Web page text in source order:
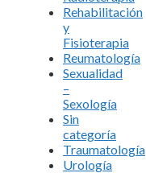
Rehabilitación
y
Fisioterapia
Reumatología
Sexualidad
–
Sexología
Sin
categoría
Traumatología
Urología